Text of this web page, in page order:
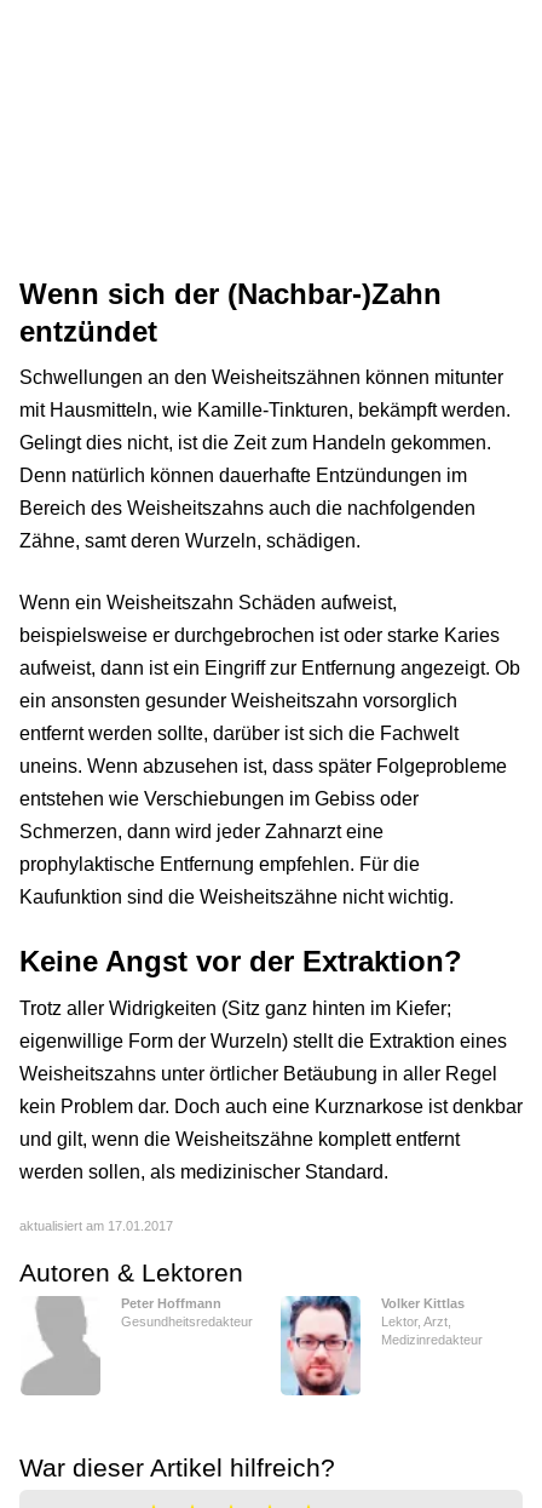
Wenn sich der (Nachbar-)Zahn
entzündet
Schwellungen an den Weisheitszähnen können mitunter
mit Hausmitteln, wie Kamille-Tinkturen, bekämpft werden.
Gelingt dies nicht, ist die Zeit zum Handeln gekommen.
Denn natürlich können dauerhafte Entzündungen im
Bereich des Weisheitszahns auch die nachfolgenden
Zähne, samt deren Wurzeln, schädigen.
Wenn ein Weisheitszahn Schäden aufweist,
beispielsweise er durchgebrochen ist oder starke Karies
aufweist, dann ist ein Eingriff zur Entfernung angezeigt. Ob
ein ansonsten gesunder Weisheitszahn vorsorglich
entfernt werden sollte, darüber ist sich die Fachwelt
uneins. Wenn abzusehen ist, dass später Folgeprobleme
entstehen wie Verschiebungen im Gebiss oder
Schmerzen, dann wird jeder Zahnarzt eine
prophylaktische Entfernung empfehlen. Für die
Kaufunktion sind die Weisheitszähne nicht wichtig.
Keine Angst vor der Extraktion?
Trotz aller Widrigkeiten (Sitz ganz hinten im Kiefer;
eigenwillige Form der Wurzeln) stellt die Extraktion eines
Weisheitszahns unter örtlicher Betäubung in aller Regel
kein Problem dar. Doch auch eine Kurznarkose ist denkbar
und gilt, wenn die Weisheitszähne komplett entfernt
werden sollen, als medizinischer Standard.
aktualisiert am 17.01.2017
Autoren & Lektoren
Peter Hoffmann
Gesundheitsredakteur
Volker Kittlas
Lektor, Arzt,
Medizinredakteur
War dieser Artikel hilfreich?